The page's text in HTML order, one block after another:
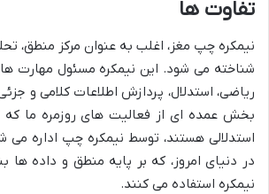
تفاوت ها
نیمکره چپ مغز، اغلب به عنوان مرکز منطق،
شناخته می شود. این نیمکره مسئول مهارت
ریاضی، استدلال، پردازش اطلاعات کلامی و
بخش عمده ای از فعالیت های روزمره ما که
استدلالی هستند، توسط نیمکره چپ اداره می
در دنیای امروز، که بر پایه منطق و داده ها
نیمکره استفاده می کنند.